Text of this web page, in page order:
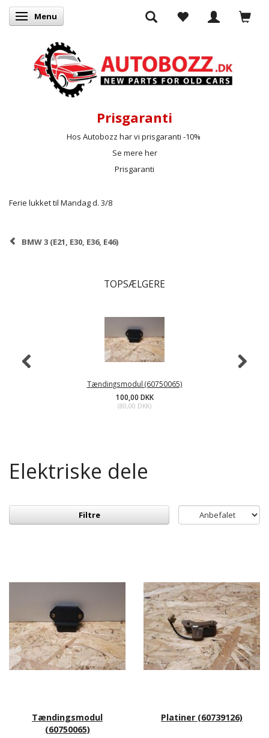
Skifte navigation
Menu
Prisgaranti
Hos Autobozz har vi prisgaranti -10%
Se mere her
Prisgaranti
Ferie lukket til Mandag d. 3/8
BMW 3 (E21, E30, E36, E46)
TOPSÆLGERE
Tændingsmodul (60750065)
100,00 DKK
(80,00 DKK)
Elektriske dele
Filtre
Tændingsmodul
(60750065)
Platiner (60739126)